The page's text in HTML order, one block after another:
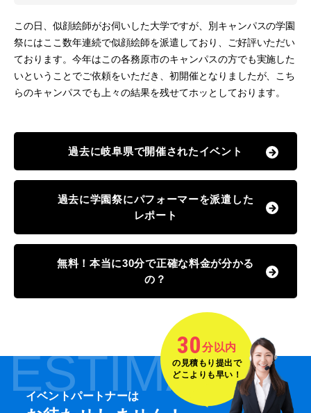
この日、似顔絵師がお伺いした大学ですが、別キャンパスの学園
祭にはここ数年連続で似顔絵師を派遣しており、ご好評いただい
ております。今年はこの各務原市のキャンパスの方でも実施した
いということでご依頼をいただき、初開催となりましたが、こち
らのキャンパスでも上々の結果を残せてホッとしております。
過去に岐阜県で開催されたイベント
過去に学園祭にパフォーマーを派遣した
レポート
無料！本当に30分で正確な料金が分かる
の？
ESTIMATE
イベントパートナーは
30分以内
の見積もり提出で
どこよりも早い！